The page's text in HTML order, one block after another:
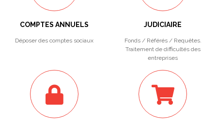
COMPTES ANNUELS
Déposer des comptes sociaux
JUDICIAIRE
Fonds / Référés / Requêtes.
Traitement de difficultés des
entreprises